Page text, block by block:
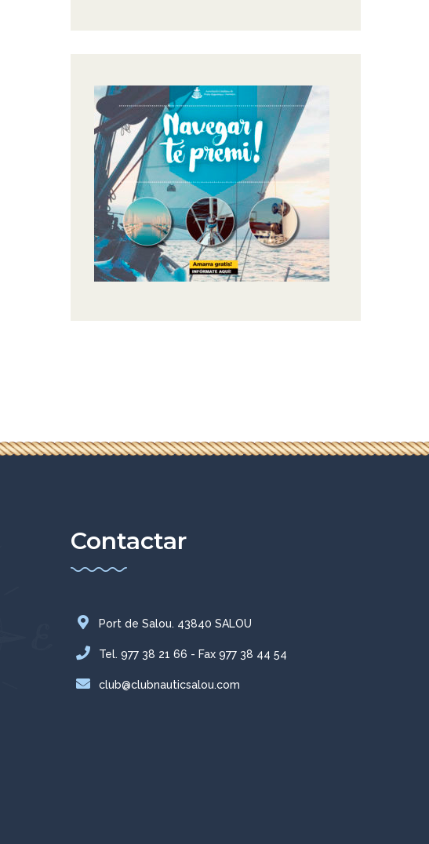
Contactar
Port de Salou. 43840 SALOU
Tel. 977 38 21 66 - Fax 977 38 44 54
club@clubnauticsalou.com